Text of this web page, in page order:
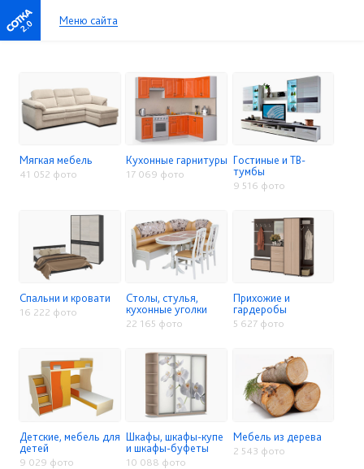
2.0 Меню сайта
Мягкая мебель
41 052 фото
Кухонные гарнитуры
17 069 фото
Гостиные и ТВ-
тумбы
9 516 фото
Спальни и кровати
16 222 фото
Столы, стулья,
кухонные уголки
22 165 фото
Прихожие и
гардеробы
5 627 фото
Детские, мебель для
детей
9 029 фото
Шкафы, шкафы-купе
и шкафы-буфеты
10 088 фото
Мебель из дерева
2 543 фото